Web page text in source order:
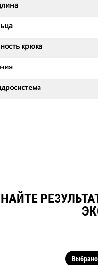
крюка
Выбрано